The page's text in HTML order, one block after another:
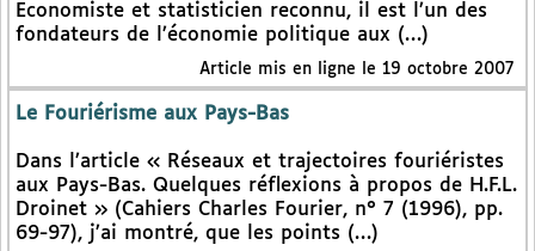
Economiste et statisticien reconnu, il est l’un des
fondateurs de l’économie politique aux (…)
Article mis en ligne le 19 octobre 2007
Le Fouriérisme aux Pays-Bas
Dans l’article « Réseaux et trajectoires fouriéristes
aux Pays-Bas. Quelques réflexions à propos de H.F.L.
Droinet » (Cahiers Charles Fourier, n° 7 (1996), pp.
69-97), j’ai montré, que les points (…)